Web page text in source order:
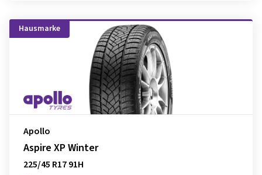
Hausmarke
Apollo
Aspire XP Winter
225/45 R17 91H